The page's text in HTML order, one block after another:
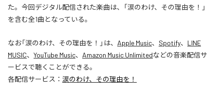
た。今回デジタル配信された楽曲は、「涙のわけ、その理由を！」
を含む全1曲となっている。
なお「涙のわけ、その理由を！ 」は、 Apple Music、 Spotify、 LINE
MUSIC、 YouTube Music、 Amazon Music Unlimitedなどの音楽配信サ
ービスで聴くことができる。
各配信サービス： 涙のわけ、その理由を！